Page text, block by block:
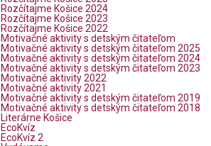
Rozčítajme Košice 2024
Rozčítajme Košice 2023
Rozčítajme Košice 2022
Motivačné aktivity s detským čitateľom
Motivačné aktivity s detským čitateľom 2025
Motivačné aktivity s detským čitateľom 2024
Motivačné aktivity s detským čitateľom 2023
Motivačné aktivity 2022
Motivačné aktivity 2021
Motivačné aktivity s detským čitateľom 2019
Motivačné aktivity s detským čitateľom 2018
Literárne Košice
EcoKvíz
EcoKvíz 2